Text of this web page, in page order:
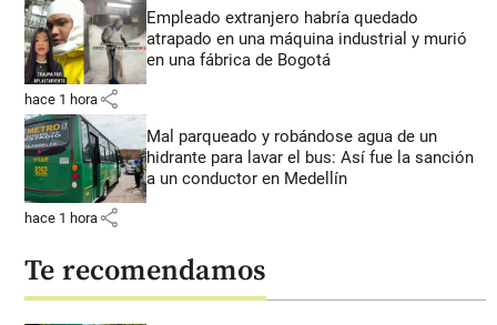
Empleado extranjero habría quedado
atrapado en una máquina industrial y murió
en una fábrica de Bogotá
hace 1 hora share
Mal parqueado y robándose agua de un
hidrante para lavar el bus: Así fue la sanción
a un conductor en Medellín
hace 1 hora share
Te recomendamos